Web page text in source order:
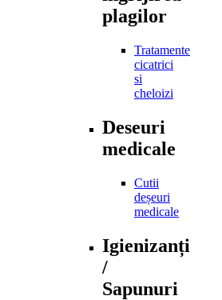
plagilor
Tratamente
cicatrici
si
cheloizi
Deseuri
medicale
Cutii
deșeuri
medicale
Igienizanți
/
Sapunuri